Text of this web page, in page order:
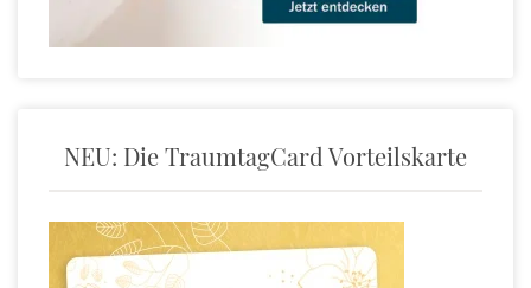
NEU: Die TraumtagCard Vorteilskarte